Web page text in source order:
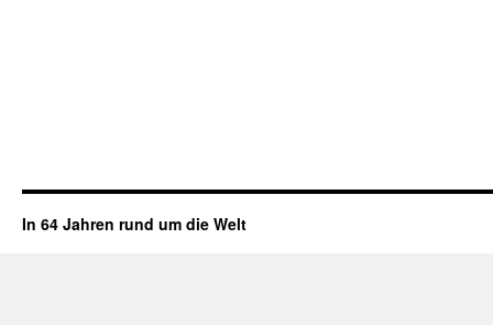
In 64 Jahren rund um die Welt